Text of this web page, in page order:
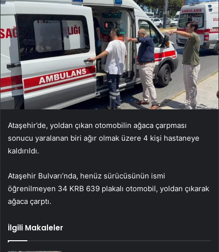
Ataşehir’de, yoldan çıkan otomobilin ağaca çarpması
sonucu yaralanan biri ağır olmak üzere 4 kişi hastaneye
kaldırıldı.
Ataşehir Bulvarı’nda, henüz sürücüsünün ismi
öğrenilmeyen 34 KRB 639 plakalı otomobil, yoldan çıkarak
ağaca çarptı.
İlgili Makaleler